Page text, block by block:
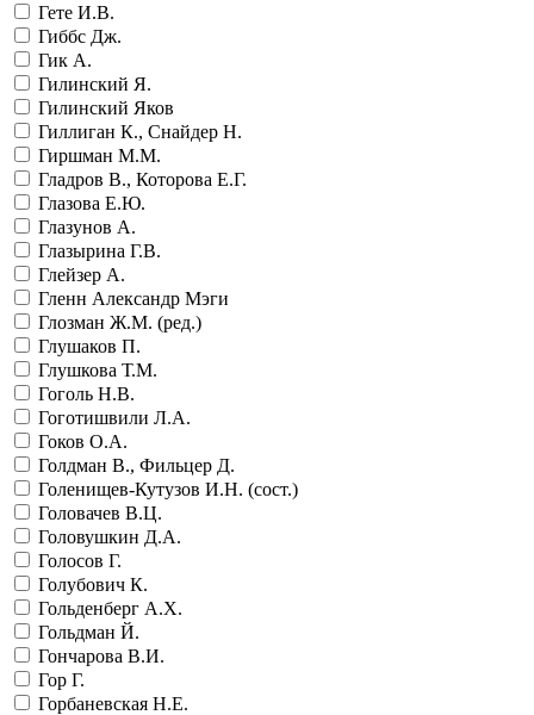
Гете И.В.
Гиббс Дж.
Гик А.
Гилинский Я.
Гилинский Яков
Гиллиган К., Снайдер Н.
Гиршман М.М.
Гладров В., Которова Е.Г.
Глазова Е.Ю.
Глазунов А.
Глазырина Г.В.
Глейзер А.
Гленн Александр Мэги
Глозман Ж.М. (ред.)
Глушаков П.
Глушкова Т.М.
Гоголь Н.В.
Гоготишвили Л.А.
Гоков О.А.
Голдман В., Фильцер Д.
Голенищев-Кутузов И.Н. (сост.)
Головачев В.Ц.
Головушкин Д.А.
Голосов Г.
Голубович К.
Гольденберг А.Х.
Гольдман Й.
Гончарова В.И.
Гор Г.
Горбаневская Н.Е.